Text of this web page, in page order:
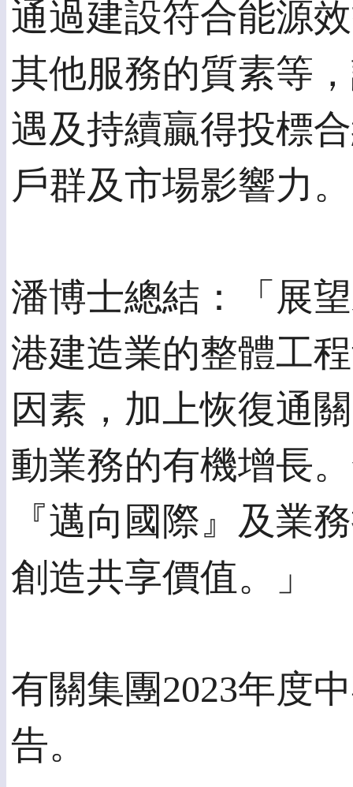
通過建設符合能源
其他服務的質素等
遇及持續贏得投標
戶群及市場影響力。
潘博士總結：「展
港建造業的整體工
因素，加上恢復通
動業務的有機增長
『邁向國際』及業
創造共享價值。」
有關集團2023年度
告。